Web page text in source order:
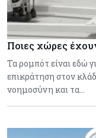
Ποιες χώρες
Τα ρομπότ είναι εδώ
επικράτηση στον
νοημοσύνη και τα…